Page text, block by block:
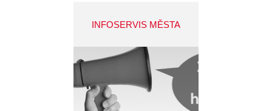
INFOSERVIS MĚSTA